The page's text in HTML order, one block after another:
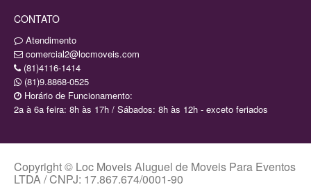
CONTATO
Atendimento
comercial2@locmoveis.com
(81)4116-1414
(81)9.8868-0525
Horário de Funcionamento:
2a à 6a feira: 8h às 17h / Sábados: 8h às 12h - exceto feriados
Copyright © Loc Moveis Aluguel de Moveis Para Eventos
LTDA / CNPJ: 17.867.674/0001-90